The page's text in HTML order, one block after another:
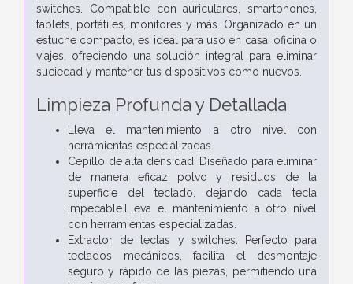
switches. Compatible con auriculares, smartphones,
tablets, portátiles, monitores y más. Organizado en un
estuche compacto, es ideal para uso en casa, oficina o
viajes, ofreciendo una solución integral para eliminar
suciedad y mantener tus dispositivos como nuevos.
Limpieza Profunda y Detallada
Lleva el mantenimiento a otro nivel con
herramientas especializadas.
Cepillo de alta densidad: Diseñado para eliminar
de manera eficaz polvo y residuos de la
superficie del teclado, dejando cada tecla
impecable.Lleva el mantenimiento a otro nivel
con herramientas especializadas.
Extractor de teclas y switches: Perfecto para
teclados mecánicos, facilita el desmontaje
seguro y rápido de las piezas, permitiendo una